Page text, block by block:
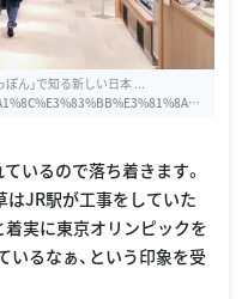
ん」で知る新しい日本 ...
いるので落ち着きます。
はJR駅が工事をしていた
着実に東京オリンピックを
るなぁ、という印象を受